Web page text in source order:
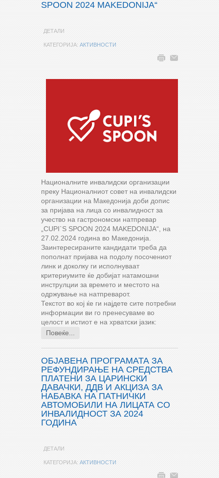
SPOON 2024 MAKEDONIJA“
ДЕТАЛИ
КАТЕГОРИЈА: АКТИВНОСТИ
Националните инвалидски организации
преку Националниот совет на инвалидски
организации на Македонија доби допис
за пријава на лица со инвалидност за
учество на гастрономски натпревар
„CUPI`S SPOON 2024 MAKEDONIJA“, на
27.02.2024 година во Македонија.
Заинтересираните кандидати треба да
пополнат пријава на подолу посочениот
линк и доколку ги исполнуваат
критериумите ќе добијат натамошни
инструлции за времето и местото на
одржување на натпреварот.
Текстот во кој ќе ги најдете сите потребни
информации ви го пренесуваме во
целост и истиот е на хрватски јазик:
Повеќе...
ОБЈАВЕНА ПРОГРАМАТА ЗА
РЕФУНДИРАЊЕ НА СРЕДСТВА
ПЛАТЕНИ ЗА ЦАРИНСКИ
ДАВАЧКИ, ДДВ И АКЦИЗА ЗА
НАБАВКА НА ПАТНИЧКИ
АВТОМОБИЛИ НА ЛИЦАТА СО
ИНВАЛИДНОСТ ЗА 2024
ГОДИНА
ДЕТАЛИ
КАТЕГОРИЈА: АКТИВНОСТИ